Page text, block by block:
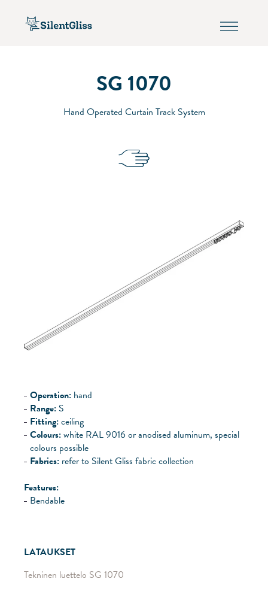
SG 1070
Hand Operated Curtain Track System
Operation: hand
Range: S
Fitting:ceiling
Colours:white RAL 9016 or anodised aluminum, special
colours possible
Fabrics: refer to Silent Gliss fabric collection
Features:
Bendable
LATAUKSET
Tekninen luettelo SG 1070